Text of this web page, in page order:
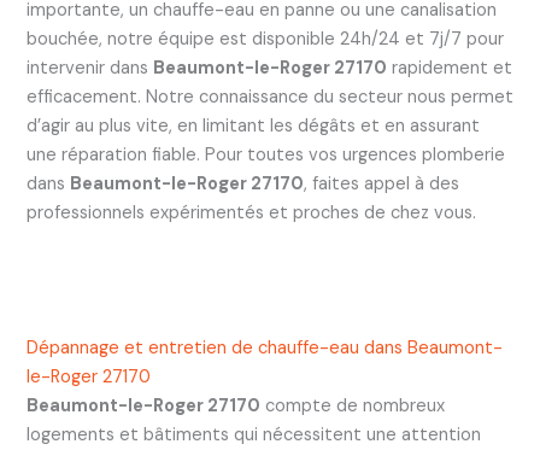
importante, un chauffe-eau en panne ou une canalisation
bouchée, notre équipe est disponible 24h/24 et 7j/7 pour
intervenir dans Beaumont-le-Roger 27170 rapidement et
efficacement. Notre connaissance du secteur nous permet
d’agir au plus vite, en limitant les dégâts et en assurant
une réparation fiable. Pour toutes vos urgences plomberie
dans Beaumont-le-Roger 27170, faites appel à des
professionnels expérimentés et proches de chez vous.
Dépannage et entretien de chauffe-eau dans Beaumont-
le-Roger 27170
Beaumont-le-Roger 27170 compte de nombreux
logements et bâtiments qui nécessitent une attention